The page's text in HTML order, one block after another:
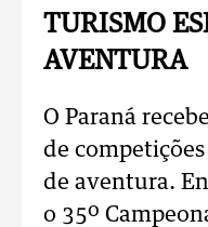
TURISMO
AVENTURA
O Paraná
de
de aventura.
o 35º